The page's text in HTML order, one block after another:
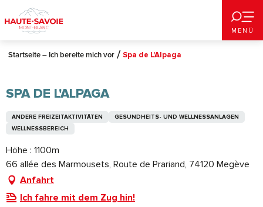
au
contenu
principal
MENÜ
Startseite – Ich bereite mich vor Spa de L'Alpaga
SPA DE L'ALPAGA
ANDERE FREIZEITAKTIVITÄTEN
GESUNDHEITS- UND WELLNESSANLAGEN
WELLNESSBEREICH
Höhe : 1100m
66 allée des Marmousets, Route de Prariand, 74120 Megève
Anfahrt
Ich fahre mit dem Zug hin!